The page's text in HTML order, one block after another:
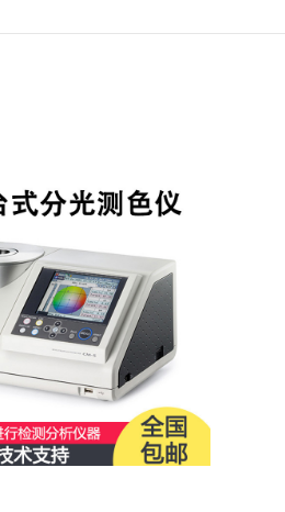
CM-5 分光测色计